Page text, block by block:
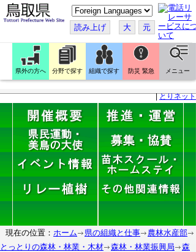
こ
の
ペ
ー
ジ
翻
訳
す
読み上げ 大 元
県外の方へ 分野で探す 組織で探す 防災 緊急 メニュー
|とりネット
現在の位置： ホーム 県の組織と仕事
農林水産部
とっとりの森林・林業・木材
森林・林業振興局
森